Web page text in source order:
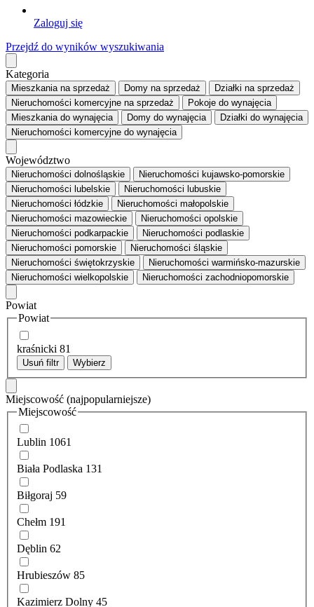
Zaloguj się
Przejdź do wyników wyszukiwania
Kategoria
Mieszkaniana sprzedaż Domy na sprzedaż Działki na sprzedaż
Nieruchomości komercyjne na sprzedaż Pokoje do wynajęcia
Mieszkaniado wynajęcia Domy do wynajęcia Działki do wynajęcia
Nieruchomości komercyjne do wynajęcia
Województwo
Nieruchomości dolnośląskie
Nieruchomości kujawsko-pomorskie
Nieruchomości lubelskie
Nieruchomości lubuskie
Nieruchomości łódzkie
Nieruchomości małopolskie
Nieruchomości mazowieckie
Nieruchomości opolskie
Nieruchomości podkarpackie
Nieruchomości podlaskie
Nieruchomości pomorskie
Nieruchomości śląskie
Nieruchomości świętokrzyskie
Nieruchomości warmińsko-mazurskie
Nieruchomości wielkopolskie
Nieruchomości zachodniopomorskie
Powiat
Powiat
kraśnicki 81
Usuń filtr Wybierz
Miejscowość (najpopularniejsze)
Miejscowość
Lublin 1061
Biała Podlaska 131
Biłgoraj 59
Chełm 191
Dęblin 62
Hrubieszów 85
Kazimierz Dolny 45